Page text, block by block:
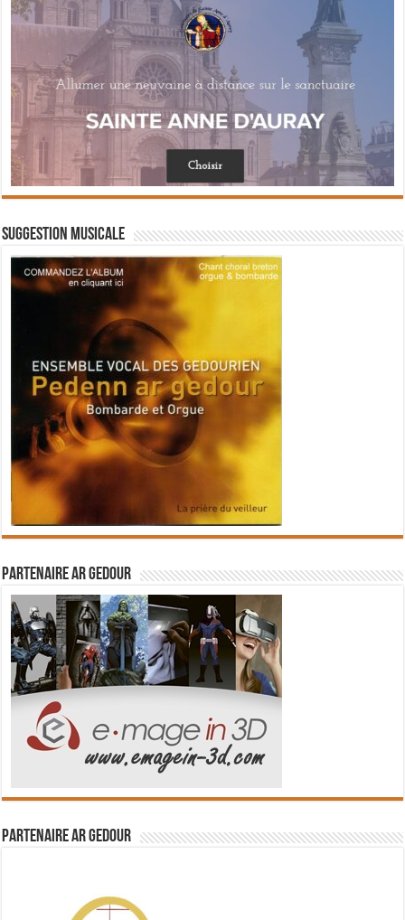
Suggestion musicale
Partenaire Ar Gedour
Partenaire Ar Gedour